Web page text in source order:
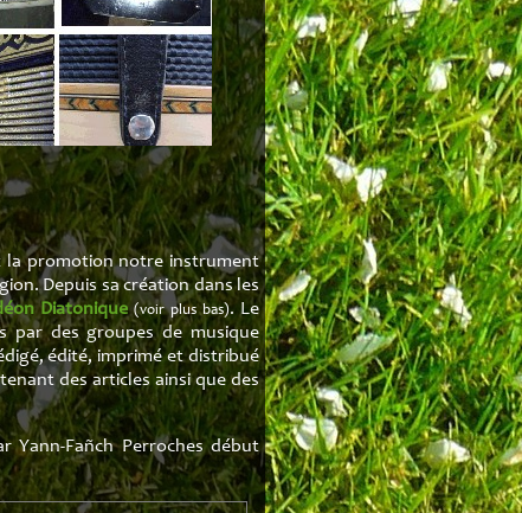
mer
l'Est
Heol
Liens
la promotion notre instrument
Depuis sa création dans les
Diatonique (voir plus bas). Le
par des groupes de musique
édité, imprimé et distribué
des articles ainsi que des
Yann-Fañch Perroches début